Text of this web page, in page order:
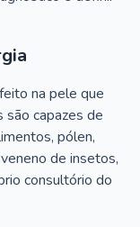
na pele que
são capazes de
pólen,
de insetos,
consultório do